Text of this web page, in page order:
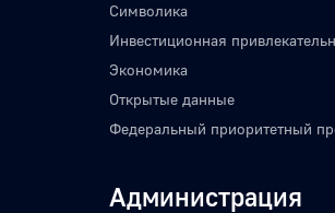
Символика
Инвестиционная
Экономика
Открытые данные
Федеральный приоритетный
Администрация